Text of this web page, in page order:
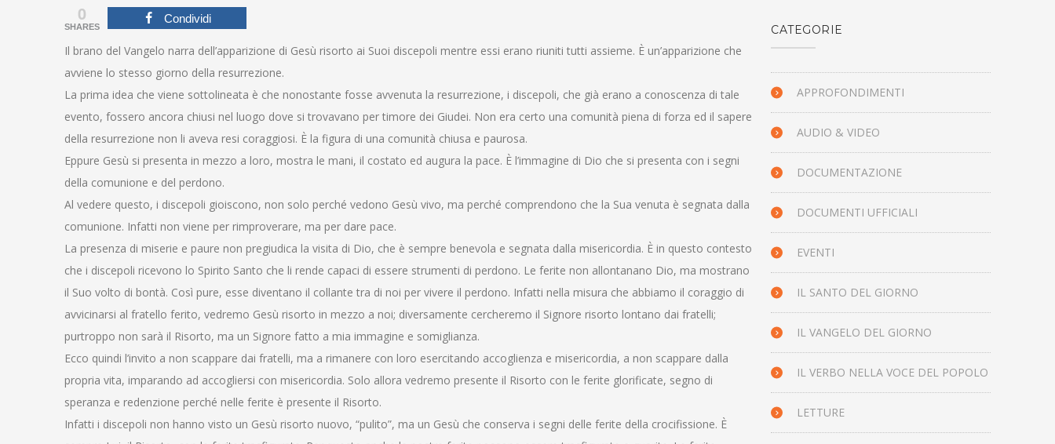
0
SHARES
Condividi
Il brano del Vangelo narra dell’apparizione di Gesù risorto ai Suoi discepoli mentre essi erano riuniti tutti assieme. È un’apparizione che
avviene lo stesso giorno della resurrezione.
La prima idea che viene sottolineata è che nonostante fosse avvenuta la resurrezione, i discepoli, che già erano a conoscenza di tale
evento, fossero ancora chiusi nel luogo dove si trovavano per timore dei Giudei. Non era certo una comunità piena di forza ed il sapere
della resurrezione non li aveva resi coraggiosi. È la figura di una comunità chiusa e paurosa.
Eppure Gesù si presenta in mezzo a loro, mostra le mani, il costato ed augura la pace. È l’immagine di Dio che si presenta con i segni
della comunione e del perdono.
Al vedere questo, i discepoli gioiscono, non solo perché vedono Gesù vivo, ma perché comprendono che la Sua venuta è segnata dalla
comunione. Infatti non viene per rimproverare, ma per dare pace.
La presenza di miserie e paure non pregiudica la visita di Dio, che è sempre benevola e segnata dalla misericordia. È in questo contesto
che i discepoli ricevono lo Spirito Santo che li rende capaci di essere strumenti di perdono. Le ferite non allontanano Dio, ma mostrano
il Suo volto di bontà. Così pure, esse diventano il collante tra di noi per vivere il perdono. Infatti nella misura che abbiamo il coraggio di
avvicinarsi al fratello ferito, vedremo Gesù risorto in mezzo a noi; diversamente cercheremo il Signore risorto lontano dai fratelli;
purtroppo non sarà il Risorto, ma un Signore fatto a mia immagine e somiglianza.
Ecco quindi l’invito a non scappare dai fratelli, ma a rimanere con loro esercitando accoglienza e misericordia, a non scappare dalla
propria vita, imparando ad accogliersi con misericordia. Solo allora vedremo presente il Risorto con le ferite glorificate, segno di
speranza e redenzione perché nelle ferite è presente il Risorto.
Infatti i discepoli non hanno visto un Gesù risorto nuovo, “pulito”, ma un Gesù che conserva i segni delle ferite della crocifissione. È
CATEGORIE
APPROFONDIMENTI
AUDIO & VIDEO
DOCUMENTAZIONE
DOCUMENTI UFFICIALI
EVENTI
IL SANTO DEL GIORNO
IL VANGELO DEL GIORNO
IL VERBO NELLA VOCE DEL POPOLO
LETTURE